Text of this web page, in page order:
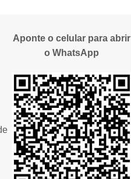
Aponte o celular para abrir
o WhatsApp